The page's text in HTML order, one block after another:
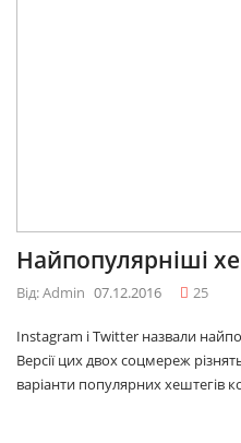
Найпопулярніші
Від: Admin 07.12.2016 25
Instagram і Twitter назвали
Версії цих двох соцмереж
варіанти популярних хештегів